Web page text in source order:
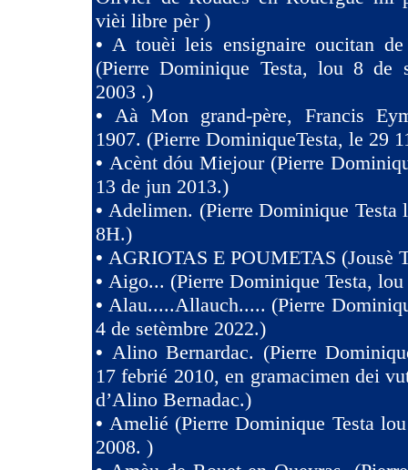
vièi libre pèr )
•A touèi leis ensignaire oucitan
(Pierre Dominique Testa, lou 8 de
2003 .)
•Aà Mon grand-père, Francis
1907. (Pierre DominiqueTesta, le 29
• Acènt dóu Miejour (Pierre
13 de jun 2013.)
•Adelimen. (Pierre Dominique Testa
8H.)
• AGRIOTAS E POUMETAS (Jousè
• Aigo... (Pierre Dominique Testa, lou
•Alau.....Allauch..... (Pierre
4 de setèmbre 2022.)
• Alino Bernardac. (Pierre
17 febrié 2010, en gramacimen dei
d’Alino Bernadac.)
•Amelié (Pierre Dominique Testa
2008. )